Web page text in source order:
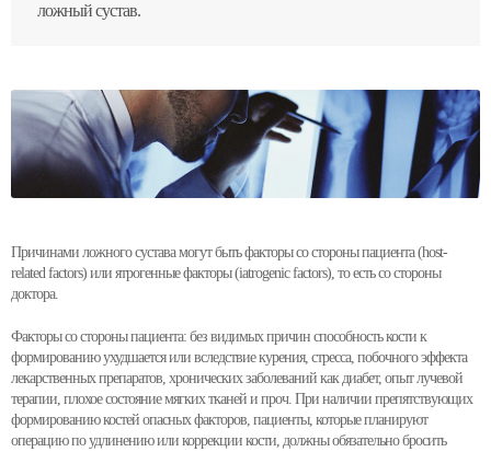
ложный сустав.
Причинами ложного сустава могут быть факторы со стороны пациента (host-
related factors) или ятрогенные факторы (iatrogenic factors), то есть со стороны
доктора.
Факторы со стороны пациента: без видимых причин способность кости к
формированию ухудшается или вследствие курения, стресса, побочного эффекта
лекарственных препаратов, хронических заболеваний как диабет, опыт лучевой
терапии, плохое состояние мягких тканей и проч. При наличии препятствующих
формированию костей опасных факторов, пациенты, которые планируют
операцию по удлинению или коррекции кости, должны обязательно бросить